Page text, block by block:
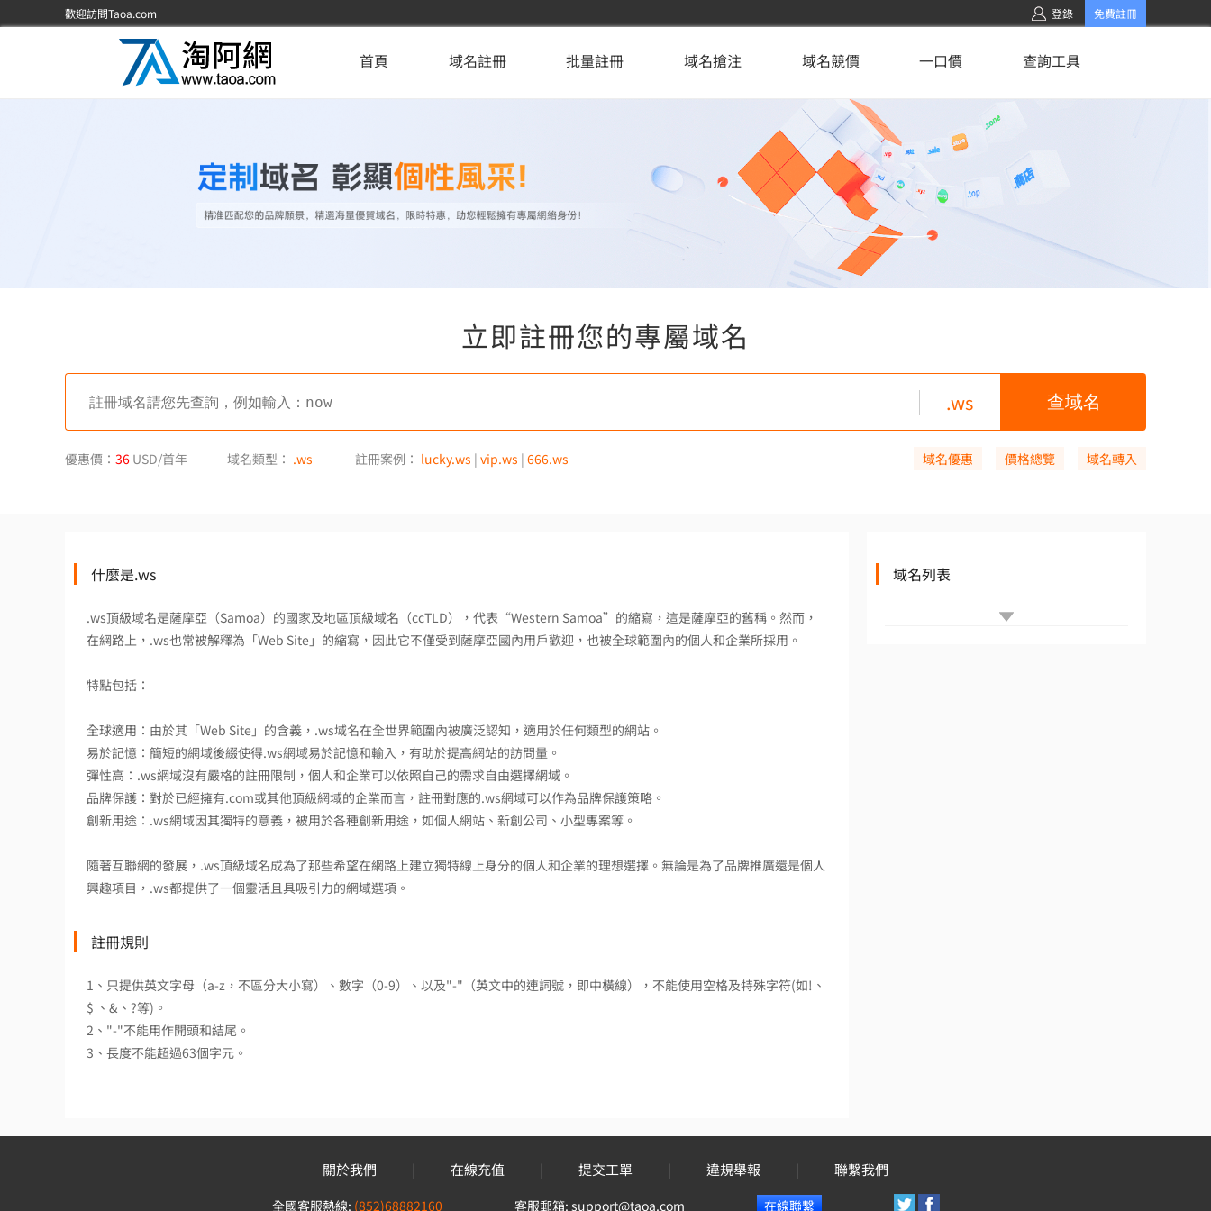
歡迎訪問Taoa.com 登錄 免費註冊
首頁 域名註冊 批量註冊 域名搶注 域名競價 一口價 查詢工具
立即註冊您的專屬域名
.ws
優惠價： 36 USD/首年 域名類型： .ws 註冊案例： lucky.ws | vip.ws | 666.ws 域名優惠 價格總覽 域名轉入
域名列表
什麼是.ws
.ws頂級域名是薩摩亞（Samoa）的國家及地區頂級域名（ccTLD），代表“Western Samoa”的縮寫，這是薩摩亞的舊稱。然而，
在網路上，.ws也常被解釋為「Web Site」的縮寫，因此它不僅受到薩摩亞國內用戶歡迎，也被全球範圍內的個人和企業所採用。
特點包括：
全球適用：由於其「Web Site」的含義，.ws域名在全世界範圍內被廣泛認知，適用於任何類型的網站。
易於記憶：簡短的網域後綴使得.ws網域易於記憶和輸入，有助於提高網站的訪問量。
彈性高：.ws網域沒有嚴格的註冊限制，個人和企業可以依照自己的需求自由選擇網域。
品牌保護：對於已經擁有.com或其他頂級網域的企業而言，註冊對應的.ws網域可以作為品牌保護策略。
創新用途：.ws網域因其獨特的意義，被用於各種創新用途，如個人網站、新創公司、小型專案等。
隨著互聯網的發展，.ws頂級域名成為了那些希望在網路上建立獨特線上身分的個人和企業的理想選擇。無論是為了品牌推廣還是個人
興趣項目，.ws都提供了一個靈活且具吸引力的網域選項。
註冊規則
1、只提供英文字母（a-z，不區分大小寫）、數字（0-9）、以及"-"（英文中的連詞號，即中橫線），不能使用空格及特殊字符(如!、
$ 、&、?等)。
2、"-"不能用作開頭和結尾。
3、長度不能超過63個字元。
關於我們 | 在線充值 | 提交工單 | 違規舉報 | 聯繫我們
全國客服熱線: (852)68882160 客服郵箱: support@taoa.com 在線聯繫